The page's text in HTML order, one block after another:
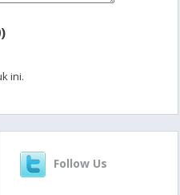
ini.
Follow Us